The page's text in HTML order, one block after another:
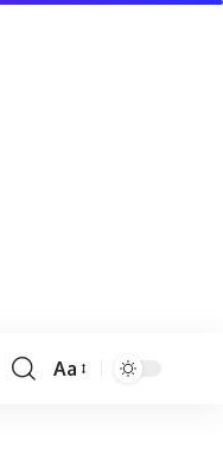
Aa